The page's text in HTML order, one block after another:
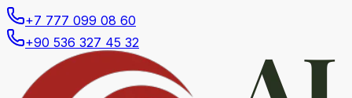
+7 777 099 08 60
+90 536 327 45 32